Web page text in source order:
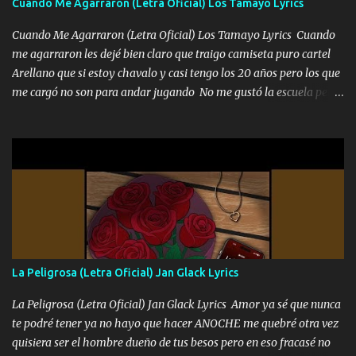
Cuando Me Agarraron (Letra Oficial) Los Tamayo Lyrics
Cuando Me Agarraron (Letra Oficial) Los Tamayo Lyrics Cuando
me agarraron les dejé bien claro que traigo camiseta puro cartel
Arellano que si estoy chavalo y casi tengo los 20 años pero los que
me cargó no son para andar jugando No me gustó la escuela pero
Yo Soy El De Las Pacas Sobrino Del Brazo Armad0 Con mi Glock
fajado y mi R terciado me van a ver allá por TJ para un licenciado
mando un abrazo andamos al cien Choritas también Música
Ando en la colonia bien acelerado traigo un M2 que nunca me ha
fallado para mi compadre mandó un fuerte abrazo también al
Especial sabe que lo apreciamos En los mejores antros me verán
tomando con mujeres hermosas y botellas destapando siempre
bien cuidado bien atrabancado y a los que me conocen ya saben de
lo que hablo Entre lob...
La Peligrosa (Letra Oficial) Jan Glack Lyrics
La Peligrosa (Letra Oficial) Jan Glack Lyrics Amor ya sé que nunca
te podré tener ya no hayo que hacer ANOCHE me quebré otra vez
quisiera ser el hombre dueño de tus besos pero en eso fracasé no